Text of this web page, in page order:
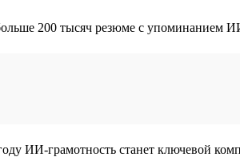
200 тысяч резюме с упоминанием
ИИ-грамотность станет ключевой